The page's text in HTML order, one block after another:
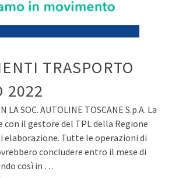
TRASPORTO
2022
LA SOC. AUTOLINE TOSCANE S.p.A. La
con il gestore del TPL della Regione
elaborazione. Tutte le operazioni di
concludere entro il mese di
così in …